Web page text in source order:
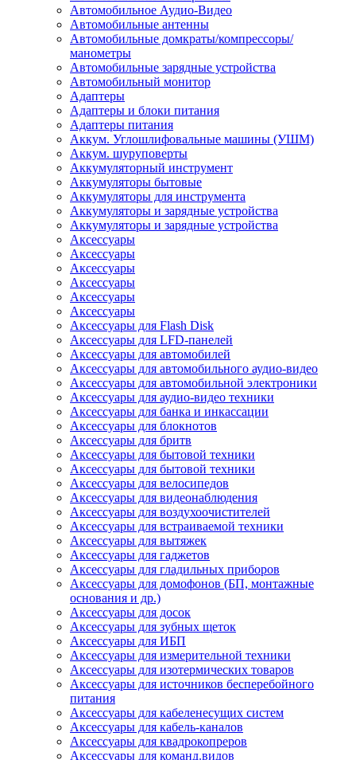
Автомобильное Аудио-Видео
Автомобильные антенны
Автомобильные домкраты/компрессоры/
манометры
Автомобильные зарядные устройства
Автомобильный монитор
Адаптеры
Адаптеры и блоки питания
Адаптеры питания
Аккум. Углошлифовальные машины (УШМ)
Аккум. шуруповерты
Аккумуляторный инструмент
Аккумуляторы бытовые
Аккумуляторы для инструмента
Аккумуляторы и зарядные устройства
Аккумуляторы и зарядные устройства
Аксессуары
Аксессуары
Аксессуары
Аксессуары
Аксессуары
Аксессуары
Аксессуары для Flash Disk
Аксессуары для LFD-панелей
Аксессуары для автомобилей
Аксессуары для автомобильного аудио-видео
Аксессуары для автомобильной электроники
Аксессуары для аудио-видео техники
Аксессуары для банка и инкассации
Аксессуары для блокнотов
Аксессуары для бритв
Аксессуары для бытовой техники
Аксессуары для бытовой техники
Аксессуары для велосипедов
Аксессуары для видеонаблюдения
Аксессуары для воздухоочистителей
Аксессуары для встраиваемой техники
Аксессуары для вытяжек
Аксессуары для гаджетов
Аксессуары для гладильных приборов
Аксессуары для домофонов (БП, монтажные
основания и др.)
Аксессуары для досок
Аксессуары для зубных щеток
Аксессуары для ИБП
Аксессуары для измерительной техники
Аксессуары для изотермических товаров
Аксессуары для источников бесперебойного
питания
Аксессуары для кабеленесущих систем
Аксессуары для кабель-каналов
Аксессуары для квадрокопреров
Аксессуары для команд.видов